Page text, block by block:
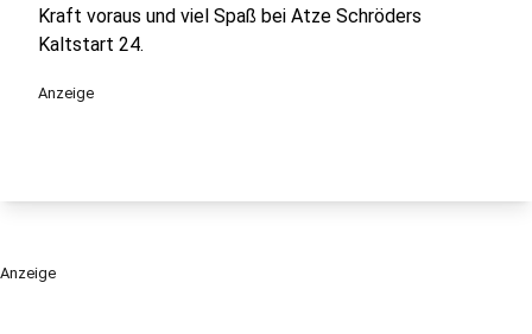
Kraft voraus und viel Spaß bei Atze Schröders
Kaltstart 24.
Anzeige
Anzeige